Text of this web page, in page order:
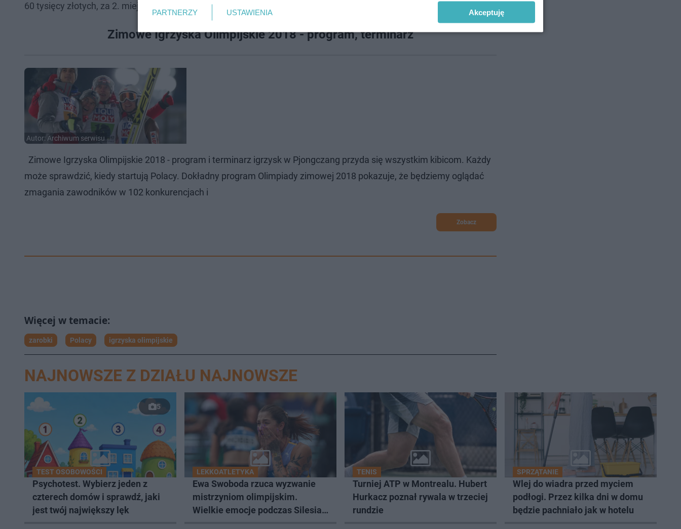
60 tysięcy złotych, za 2. miejsce 40 tysięcy złotych, a za 25 tysięcy zł.
Zimowe Igrzyska Olimpijskie 2018 - program, terminarz
Autor: Archiwum serwisu
Zimowe Igrzyska Olimpijskie 2018 - program i terminarz igrzysk w Pjongczang przyda się wszystkim kibicom. Każdy
może sprawdzić, kiedy startują Polacy. Dokładny program Olimpiady zimowej 2018 pokazuje, że będziemy oglądać
zmagania zawodników w 102 konkurencjach i
Zobacz
zarobki Polacy igrzyska olimpijskie
NAJNOWSZE Z DZIAŁU NAJNOWSZE
5
TEST OSOBOWOŚCI
Psychotest. Wybierz jeden z
czterech domów i sprawdź, jaki
jest twój największy lęk
LEKKOATLETYKA
Ewa Swoboda rzuca wyzwanie
mistrzyniom olimpijskim.
Wielkie emocje podczas Silesia
TENIS
Turniej ATP w Montrealu. Hubert
Hurkacz poznał rywala w trzeciej
rundzie
SPRZĄTANIE
Wlej do wiadra przed myciem
podłogi. Przez kilka dni w domu
będzie pachniało jak w hotelu
PARTNERZY USTAWIENIA Akceptuję